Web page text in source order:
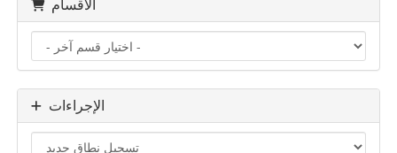
الأقسام
الإجراءات